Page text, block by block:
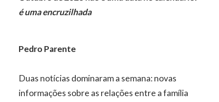
é uma encruzilhada
Pedro Parente
Duas notícias dominaram a semana: novas
informações sobre as relações entre a família